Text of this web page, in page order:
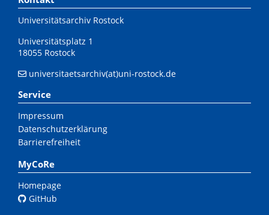
Universitätsarchiv Rostock
Universitätsplatz 1
18055 Rostock
universitaetsarchiv(at)uni-rostock.de
Service
Impressum
Datenschutzerklärung
Barrierefreiheit
MyCoRe
Homepage
GitHub